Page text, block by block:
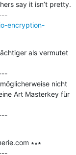
say it isn’t pretty.
---------------------------------------------
encryption-
als vermutet
nicht
Art Masterkey für
---------------------------------------------
∗∗∗